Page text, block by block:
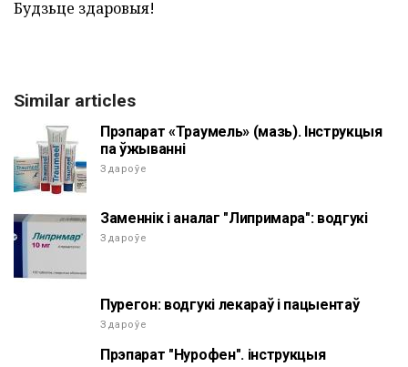
Будзьце здаровыя!
Similar articles
Прэпарат «Траумель» (мазь). Інструкцыя
па ўжыванні
Здароўе
Заменнік і аналаг "Липримара": водгукі
Здароўе
Пурегон: водгукі лекараў і пацыентаў
Здароўе
Прэпарат "Нурофен". інструкцыя